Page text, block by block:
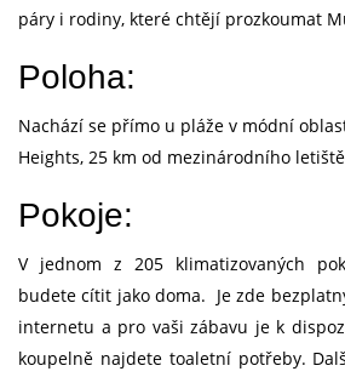
páry i rodiny, které chtějí prozkoumat
Poloha:
Nachází se přímo u pláže v módní
Heights, 25 km od mezinárodního
Pokoje:
V jednom z 205 klimatizovaných
budete cítit jako doma. Je zde
internetu a pro vaši zábavu je k
koupelně najdete toaletní potřeby.